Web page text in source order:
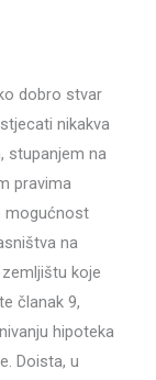
dobro stvar
nikakva
stupanjem na
pravima
mogućnost
na
koje
članak 9,
hipoteka
Doista, u